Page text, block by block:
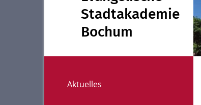
Stadtakademie
Bochum
Aktuelles